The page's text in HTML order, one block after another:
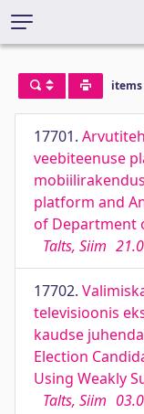
items
17701.
veebiteenuse
platform and
of Department
Talts, Siim
17702.
televisioonis
kaudse
Election
Using Weakly
Talts, Siim